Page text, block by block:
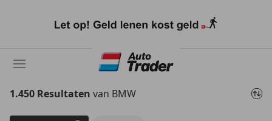
naar
1.450 Resultaten van BMW